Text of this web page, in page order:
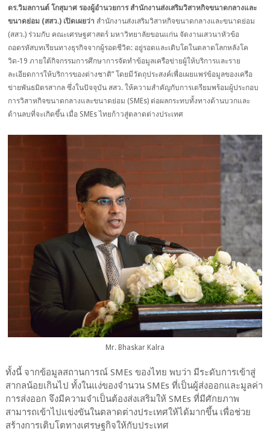
ดร.วิมลกานต์ โกสุมาศ รองผู้อำนวยการ สำนักงานส่งเสริมวิสาหกิจขนาดกลางและ
ขนาดย่อม (สสว.) เปิดเผยว่า สำนักงานส่งเสริมวิสาหกิจขนาดกลางและขนาดย่อม
(สสว.) ร่วมกับ คณะเศรษฐศาสตร์ มหาวิทยาลัยขอนแก่น จัดงานเสวนาหัวข้อ
ถอดรหัสบทเรียนทางธุรกิจจากผู้รอดชีวิต: อยู่รอดและเติบโตในตลาดโลกหลังโค
วิด-19 ภายใต้กิจกรรมการศึกษาการจัดทำข้อมูลเครือข่ายผู้ให้บริการและราย
ละเอียดการให้บริการของต่างชาติ” โดยมีวัตถุประสงค์เพื่อเผยแพร่ข้อมูลของเครือ
ข่ายพันธมิตรสากล ซึ่งในปัจจุบัน สสว. ให้ความสำคัญกับการเตรียมพร้อมผู้ประกอบ
การวิสาหกิจขนาดกลางและขนาดย่อม (SMEs) ต่อผลกระทบทั้งทางด้านบวกและ
ด้านลบที่จะเกิดขึ้น เมื่อ SMEs ไทยก้าวสู่ตลาดต่างประเทศ
Mr. Bhaskar Kalra
ทั้งนี้ จากข้อมูลสถานการณ์ SMEs ของไทย พบว่า มีระดับการเข้าสู่
สากลน้อยเกินไป ทั้งในแง่ของจำนวน SMEs ที่เป็นผู้ส่งออกและมูลค่า
การส่งออก จึงมีความจำเป็นต้องส่งเสริมให้ SMEs ที่มีศักยภาพ
สามารถเข้าไปแข่งขันในตลาดต่างประเทศให้ได้มากขึ้น เพื่อช่วย
สร้างการเติบโตทางเศรษฐกิจให้กับประเทศ